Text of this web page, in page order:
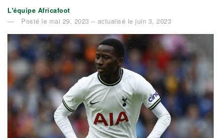
L'équipe Africafoot
Posté le mai 29, 2023 – actualisé le juin 3, 2023